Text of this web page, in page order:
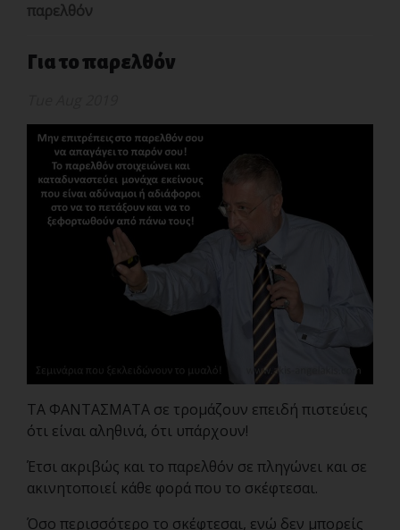
παρελθόν
Για το παρελθόν
ΤΑ ΦΑΝΤΑΣΜΑΤΑ σε τρομάζουν επειδή πιστεύεις
ότι είναι αληθινά, ότι υπάρχουν!
Έτσι ακριβώς και το παρελθόν σε πληγώνει και σε
ακινητοποιεί κάθε φορά που το σκέφτεσαι.
Όσο περισσότερο το σκέφτεσαι, ενώ δεν μπορείς